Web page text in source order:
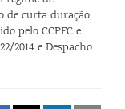
de curta duração,
pelo CCPFC e
2014 e Despacho